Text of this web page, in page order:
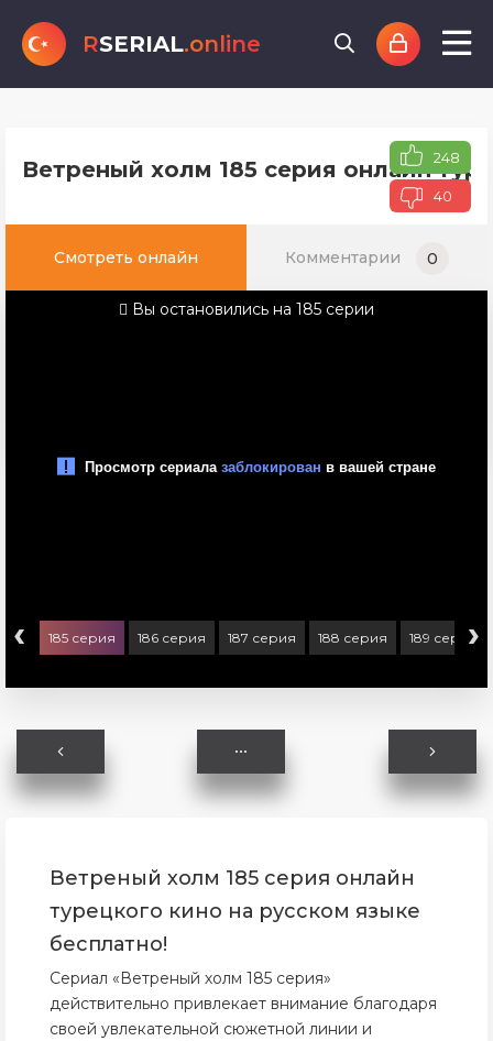
RSERIAL.online
Ветреный холм 185 серия онлайн 248
40
Смотреть онлайн Комментарии 0
Вы остановились на 185 серии
‹ 185 серия 186 серия 187 серия 188 серия 189 серия
›
Ветреный холм 185 серия онлайн
турецкого кино на русском языке
бесплатно!
Сериал «Ветреный холм 185 серия»
действительно привлекает внимание благодаря
своей увлекательной сюжетной линии и